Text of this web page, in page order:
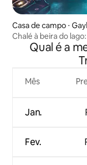
Casa de campo ⋅
Chalé à beira do
piscina, fogueira,
Qual é a
Mês
Jan.
Fev.